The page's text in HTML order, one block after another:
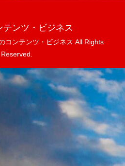
テンツ・ビジネス
コンテンツ・ビジネス All Rights
Reserved.